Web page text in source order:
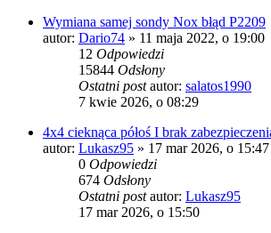
Wymiana samej sondy Nox błąd P2209
autor: Dario74 » 11 maja 2022, o 19:00
12 Odpowiedzi
15844 Odsłony
Ostatni postautor: salatos1990
7 kwie 2026, o 08:29
4x4 cieknąca półoś I brak
autor: Lukasz95 » 17 mar 2026, o 15:47
0 Odpowiedzi
674 Odsłony
Ostatni postautor: Lukasz95
17 mar 2026, o 15:50